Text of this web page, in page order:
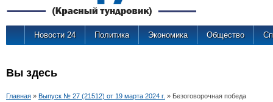
Новости 24 Политика Экономика Общество
Вы здесь
Главная » Выпуск № 27 (21512) от 19 марта 2024 г. » Безоговорочная победа